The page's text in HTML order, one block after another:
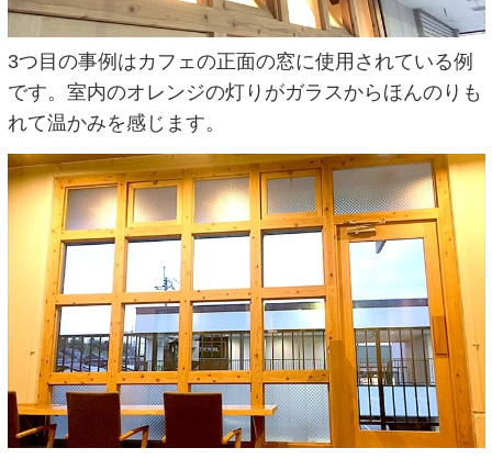
3つ目の事例はカフェの正面の窓に使用されている例
です。室内のオレンジの灯りがガラスからほんのりも
れて温かみを感じます。